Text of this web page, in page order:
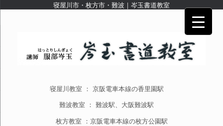
寝屋川市・枚方市・難波｜岑玉書道教室
寝屋川教室 ： 京阪電車本線の香里園駅
難波教室 ： 難波駅、大阪難波駅
枚方教室 ：京阪電車本線の枚方公園駅